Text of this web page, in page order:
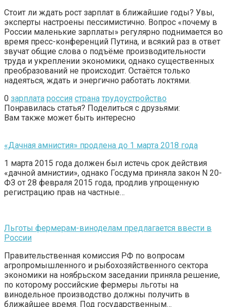
Стоит ли ждать рост зарплат в ближайшие годы? Увы,
эксперты настроены пессимистично. Вопрос «почему в
России маленькие зарплаты» регулярно поднимается во
время пресс-конференций Путина, и всякий раз в ответ
звучат общие слова о подъёме производительности
труда и укреплении экономики, однако существенных
преобразований не происходит. Остаётся только
надеяться, ждать и энергично работать локтями.
0 зарплата россия страна трудоустройство
Понравилась статья? Поделиться с друзьями:
Вам также может быть интересно
«Дачная амнистия» продлена до 1 марта 2018 года
1 марта 2015 года должен был истечь срок действия
«дачной амнистии», однако Госдума приняла закон N 20-
ФЗ от 28 февраля 2015 года, продлив упрощенную
регистрацию прав на частные…
Льготы фермерам-виноделам предлагается ввести в
России
Правительственная комиссия РФ по вопросам
агропромышленного и рыбохозяйственного сектора
экономики на ноябрьском заседании приняла решение,
по которому российские фермеры льготы на
винодельное производство должны получить в
ближайшее время. Под государственным…